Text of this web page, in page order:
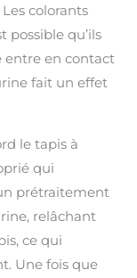
colorants
qu’ils
entre en contact
fait un effet
le tapis à
qui
prétraitement
relâchant
ce qui
Une fois que